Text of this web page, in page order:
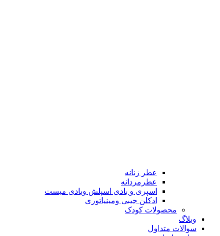
عطر زنانه
عطرمردانه
اسپری و بادی اسپلش وبادی میست
ادکلن جیبی ومینیاتوری
محصولات کودک
وبلاگ
سوالات متداول